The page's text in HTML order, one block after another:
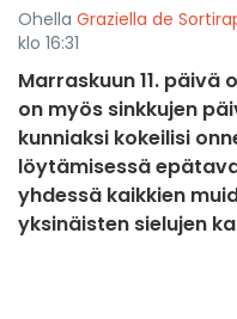
Ohella Graziella de
klo 16:31
Marraskuun 11.
on myös sinkkujen
kunniaksi kokeilisi
löytämisessä
yhdessä kaikkien
yksinäisten sielujen